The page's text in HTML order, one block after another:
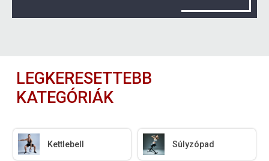
LEGKERESETTEBB
KATEGÓRIÁK
Kettlebell Súlyzópad